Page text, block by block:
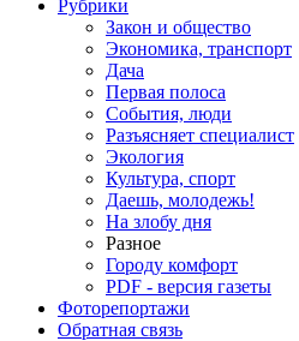
Рубрики
Закон и общество
Экономика, транспорт
Дача
Первая полоса
События, люди
Разъясняет специалист
Экология
Культура, спорт
Даешь, молодежь!
На злобу дня
Разное
Городу комфорт
PDF - версия газеты
Фоторепортажи
Обратная связь